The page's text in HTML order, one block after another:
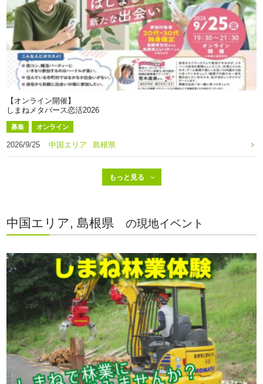
【オンライン開催】
しまねメタバース恋活2026
募集 オンライン
2026/9/25 中国エリア 島根県
中国エリア, 島根県 の現地イベント